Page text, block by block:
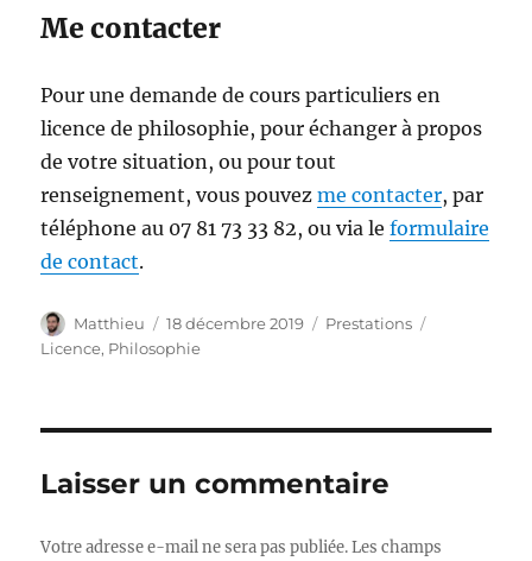
Me contacter
Pour une demande de cours particuliers en
licence de philosophie, pour échanger à propos
de votre situation, ou pour tout
renseignement, vous pouvezme contacter, par
téléphone au 07 81 73 33 82, ou via leformulaire
de contact.
Auteur
Matthieu
Publié
le
18 décembre 2019 Catégories
Prestations
Licence, Philosophie
Laisser un commentaire
Votre adresse e-mail ne sera pas publiée. Les champs